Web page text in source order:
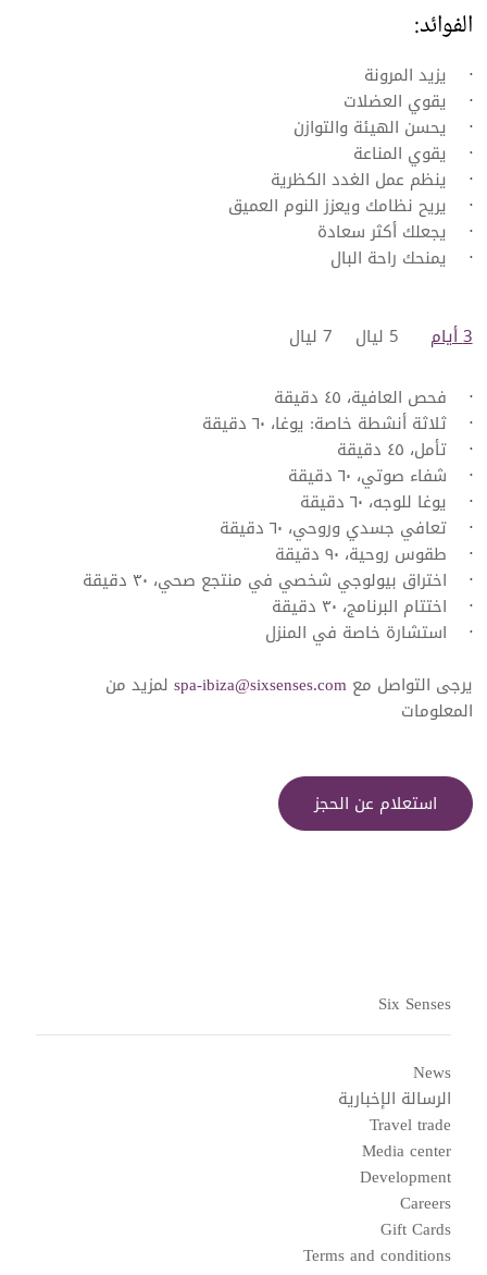
الفوائد:
يزيد المرونة
يقوي العضلات
يحسن الهيئة والتوازن
يقوي المناعة
ينظم عمل الغدد الكظرية
يريح نظامك ويعزز النوم العميق
يجعلك أكثر سعادة
يمنحك راحة البال
3 أيام 5 ليال
7 ليال
فحص العافية، ٤٥ دقيقة
ثلاثة أنشطة خاصة: يوغا، ٦٠ دقيقة
تأمل، ٤٥ دقيقة
شفاء صوتي، ٦٠ دقيقة
يوغا للوجه، ٦٠ دقيقة
تعافي جسدي وروحي، ٦٠ دقيقة
طقوس روحية، ٩٠ دقيقة
اختراق بيولوجي شخصي في منتجع صحي، ٣٠ دقيقة
اختتام البرنامج، ٣٠ دقيقة
استشارة خاصة في المنزل
يرجى التواصل معspa-ibiza@sixsenses.com لمزيد من
المعلومات
استعلام عن الحجز
Six Senses
News
الرسالة الإخبارية
Travel trade
Media center
Development
Careers
Gift Cards
Terms and conditions